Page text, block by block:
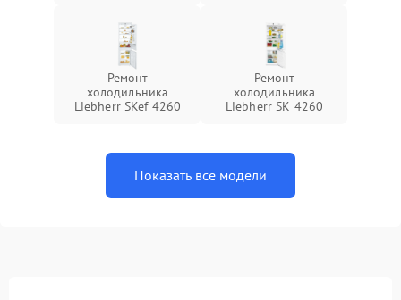
Ремонт
холодильника
Liebherr SKef 4260
Ремонт
холодильника
Liebherr SK 4260
Показать все модели